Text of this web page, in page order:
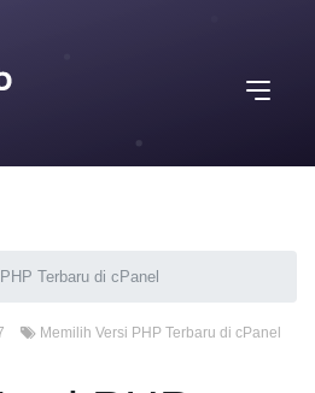
Terbaru di cPanel
Memilih Versi PHP Terbaru di cPanel